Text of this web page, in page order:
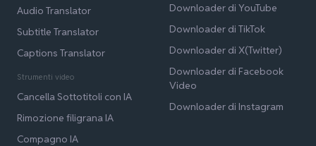
Audio Translator
Subtitle Translator
Captions Translator
Strumenti video
Cancella Sottotitoli con IA
Rimozione filigrana IA
Compagno IA
Downloader di YouTube
Downloader di TikTok
Downloader di X(Twitter)
Downloader di Facebook
Video
Downloader di Instagram